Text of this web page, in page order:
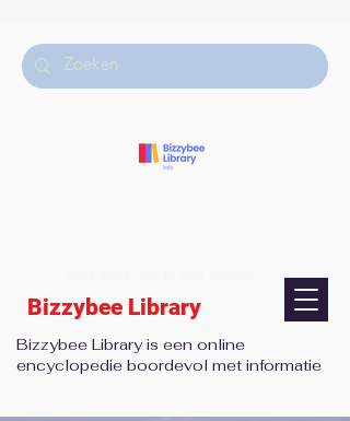
Bizzybee Library is een online
encyclopedie boordevol met informatie
Bizzybee Library